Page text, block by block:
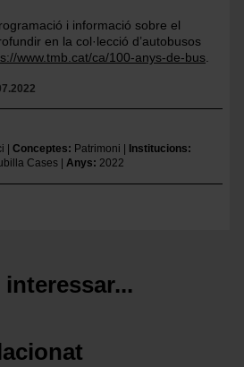
i informació sobre el
en la col·lecció d’autobusos
www.tmb.cat/ca/100-anys-de-bus.
Conceptes Patrimoni
Institucions
Cases Anys 2022